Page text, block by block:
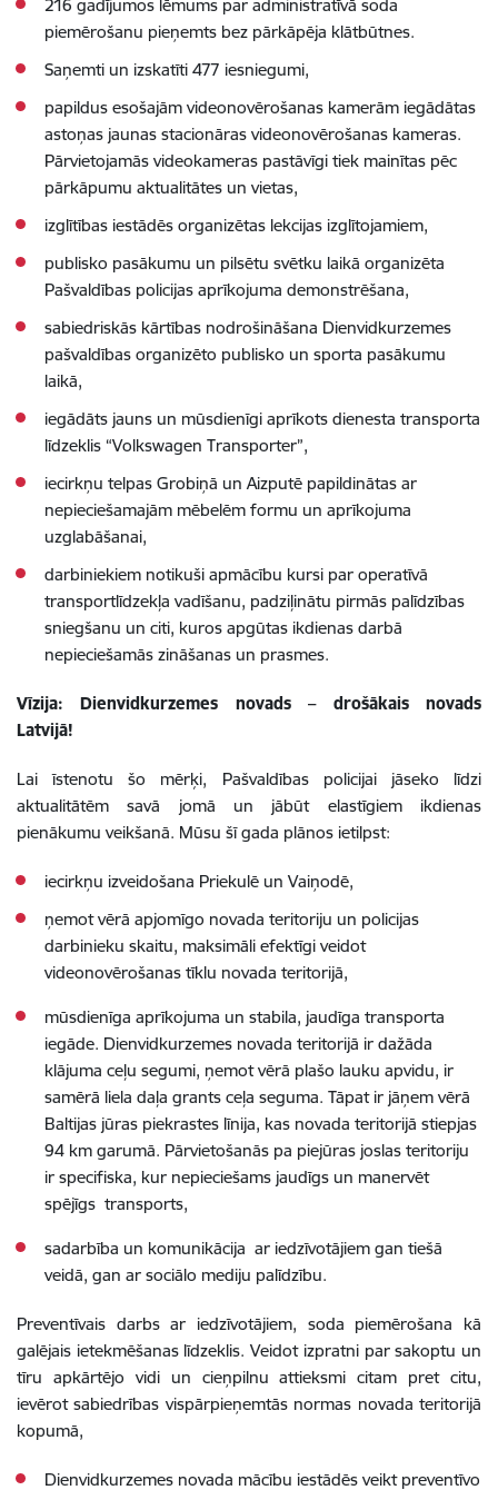
216 gadījumos lēmums par administratīvā soda
piemērošanu pieņemts bez pārkāpēja klātbūtnes.
Saņemti un izskatīti 477 iesniegumi,
papildus esošajām videonovērošanas kamerām iegādātas
astoņas jaunas stacionāras videonovērošanas kameras.
Pārvietojamās videokameras pastāvīgi tiek mainītas pēc
pārkāpumu aktualitātes un vietas,
izglītības iestādēs organizētas lekcijas izglītojamiem,
publisko pasākumu un pilsētu svētku laikā organizēta
Pašvaldības policijas aprīkojuma demonstrēšana,
sabiedriskās kārtības nodrošināšana Dienvidkurzemes
pašvaldības organizēto publisko un sporta pasākumu
laikā,
iegādāts jauns un mūsdienīgi aprīkots dienesta transporta
līdzeklis “Volkswagen Transporter”,
iecirkņu telpas Grobiņā un Aizputē papildinātas ar
nepieciešamajām mēbelēm formu un aprīkojuma
uzglabāšanai,
darbiniekiem notikuši apmācību kursi par operatīvā
transportlīdzekļa vadīšanu, padziļinātu pirmās palīdzības
sniegšanu un citi, kuros apgūtas ikdienas darbā
nepieciešamās zināšanas un prasmes.
Vīzija: Dienvidkurzemes novads – drošākais novads
Latvijā!
Lai īstenotu šo mērķi, Pašvaldības policijai jāseko līdzi
aktualitātēm savā jomā un jābūt elastīgiem ikdienas
pienākumu veikšanā. Mūsu šī gada plānos ietilpst:
iecirkņu izveidošana Priekulē un Vaiņodē,
ņemot vērā apjomīgo novada teritoriju un policijas
darbinieku skaitu, maksimāli efektīgi veidot
videonovērošanas tīklu novada teritorijā,
mūsdienīga aprīkojuma un stabila, jaudīga transporta
iegāde. Dienvidkurzemes novada teritorijā ir dažāda
klājuma ceļu segumi, ņemot vērā plašo lauku apvidu, ir
samērā liela daļa grants ceļa seguma. Tāpat ir jāņem vērā
Baltijas jūras piekrastes līnija, kas novada teritorijā stiepjas
94 km garumā. Pārvietošanās pa piejūras joslas teritoriju
ir specifiska, kur nepieciešams jaudīgs un manervēt
spējīgs transports,
sadarbība un komunikācija ar iedzīvotājiem gan tiešā
veidā, gan ar sociālo mediju palīdzību.
Preventīvais darbs ar iedzīvotājiem, soda piemērošana kā
galējais ietekmēšanas līdzeklis. Veidot izpratni par sakoptu un
tīru apkārtējo vidi un cieņpilnu attieksmi citam pret citu,
ievērot sabiedrības vispārpieņemtās normas novada teritorijā
kopumā,
Dienvidkurzemes novada mācību iestādēs veikt preventīvo